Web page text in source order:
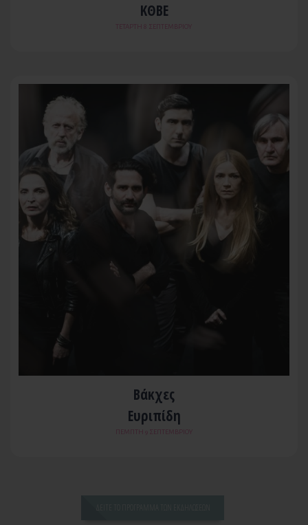
ΚΘΒΕ
ΤΕΤΆΡΤΗ 8 ΣΕΠΤΕΜΒΡΊΟΥ
Βάκχες
Ευριπίδη
ΠΈΜΠΤΗ 9 ΣΕΠΤΕΜΒΡΊΟΥ